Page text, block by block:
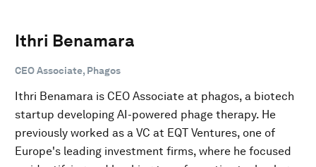
Ithri Benamara
CEO Associate, Phagos
Ithri Benamara is CEO Associate at phagos, a biotech
startup developing AI-powered phage therapy. He
previously worked as a VC at EQT Ventures, one of
Europe's leading investment firms, where he focused